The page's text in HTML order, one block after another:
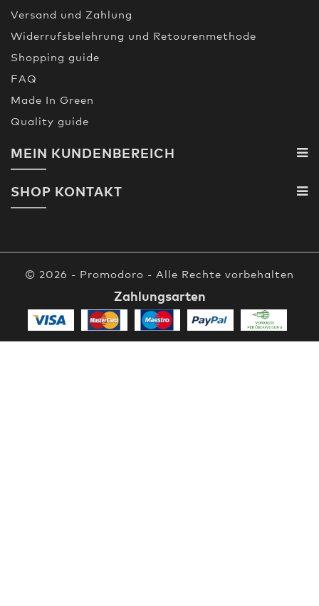
Versand und Zahlung
Widerrufsbelehrung und Retourenmethode
Shopping guide
FAQ
Made In Green
Quality guide
MEIN KUNDENBEREICH
SHOP KONTAKT
© 2026 - Promodoro - Alle Rechte vorbehalten
Zahlungsarten